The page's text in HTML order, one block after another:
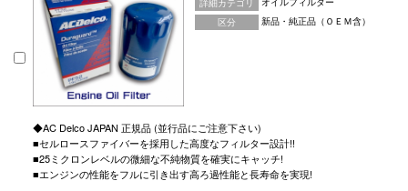
詳細カテゴリ
区分
新品・純正品（ＯＥＭ含）
◆AC Delco JAPAN 正規品 (並行品にご注意下さい)
■セルロースファイバーを採用した高度なフィルター設計!!
■25ミクロンレベルの微細な不純物質を確実にキャッチ!
■エンジンの性能をフルに引き出す高ろ過性能と長寿命を実現!